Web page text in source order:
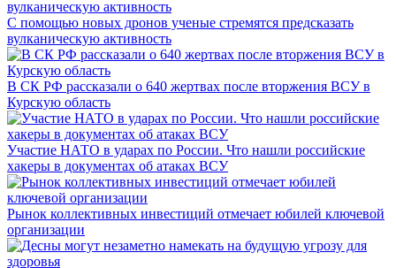
С помощью новых дронов ученые стремятся предсказать
вулканическую активность
В СК РФ рассказали о 640 жертвах после вторжения ВСУ в
Курскую область
Участие НАТО в ударах по России. Что нашли российские
хакеры в документах об атаках ВСУ
Рынок коллективных инвестиций отмечает юбилей ключевой
организации